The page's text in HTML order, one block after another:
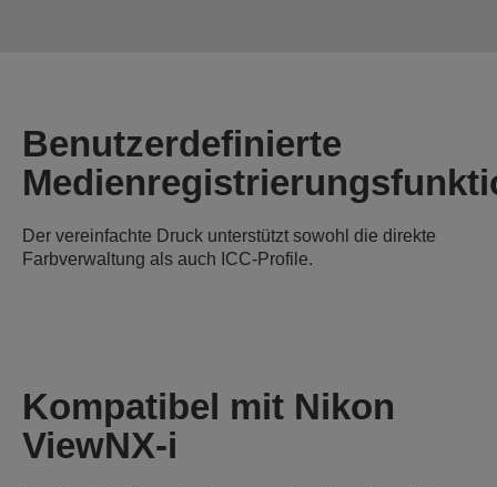
Benutzerdefinierte
Der vereinfachte Druck unterstützt sowohl die direkte
Farbverwaltung als auch ICC-Profile.
Kompatibel mit Nikon
ViewNX-i